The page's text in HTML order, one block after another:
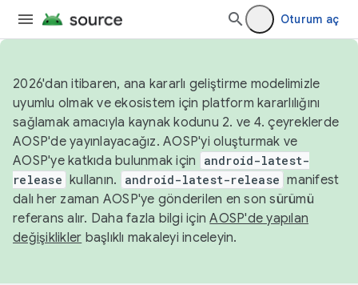
Oturum aç
2026'dan itibaren, ana kararlı geliştirme modelimizle
uyumlu olmak ve ekosistem için platform kararlılığını
sağlamak amacıyla kaynak kodunu 2. ve 4. çeyreklerde
AOSP'de yayınlayacağız. AOSP'yi oluşturmak ve
AOSP'ye katkıda bulunmak için
android-latest-
release kullanın. android-latest-release manifest
dalı her zaman AOSP'ye gönderilen en son sürümü
referans alır. Daha fazla bilgi içinAOSP'de yapılan
değişiklikler başlıklı makaleyi inceleyin.